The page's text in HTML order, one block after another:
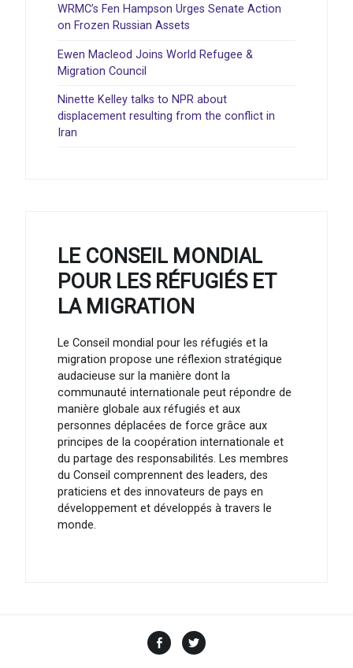
WRMC’s Fen Hampson Urges Senate Action
on Frozen Russian Assets
Ewen Macleod Joins World Refugee &
Migration Council
Ninette Kelley talks to NPR about
displacement resulting from the conflict in
Iran
LE CONSEIL MONDIAL
POUR LES RÉFUGIÉS ET
LA MIGRATION
Le Conseil mondial pour les réfugiés et la
migration propose une réflexion stratégique
audacieuse sur la manière dont la
communauté internationale peut répondre de
manière globale aux réfugiés et aux
personnes déplacées de force grâce aux
principes de la coopération internationale et
du partage des responsabilités. Les membres
du Conseil comprennent des leaders, des
praticiens et des innovateurs de pays en
développement et développés à travers le
monde.
Facebook